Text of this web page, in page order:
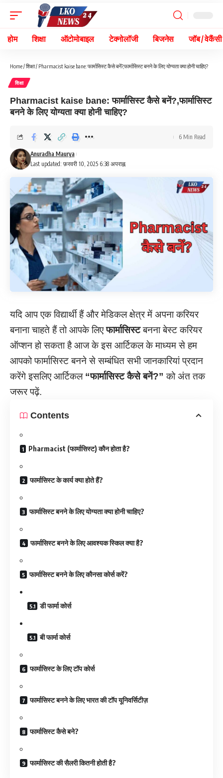
होम शिक्षा ऑटोमोबाइल टेक्नोलॉजी बिजनेस जॉब / वेकैंसी
Home/शिक्षा/ Pharmacist kaise bane: फार्मासिस्ट कैसे बनें?,फार्मासिस्ट बनने के लिए योग्यता क्या होनी चाहिए?
शिक्षा
Pharmacist kaise bane: फार्मासिस्ट कैसे बनें?,फार्मासिस्ट
बनने के लिए योग्यता क्या होनी चाहिए?
Last updated: फ़रवरी 10, 2025 6:38 अपराह्न
Anuradha Maurya
6 Min Read
यदि आप एक विद्यार्थी हैं और मेडिकल क्षेत्र में अपना करियर
बनाना चाहते हैं तो आपके लिएफार्मासिस्टबनना बेस्ट करियर
ऑप्शन हो सकता है आज के इस आर्टिकल के माध्यम से हम
आपको फार्मासिस्ट बनने से सम्बंधित सभी जानकारियां प्रदान
करेंगे इसलिए आर्टिकल “फार्मासिस्ट कैसे बनें?” को अंत तक
जरूर पढ़ें.
Contents
Pharmacist (फार्मासिस्ट) कौन होता है?
फार्मासिस्ट के कार्य क्या होते हैं?
फार्मासिस्ट बनने के लिए योग्यता क्या होनी चाहिए?
फार्मासिस्ट बनने के लिए आवश्यक स्किल क्या है?
फार्मासिस्ट बनने के लिए कौनसा कोर्स करें?
डी फार्मा कोर्स
बी फार्मा कोर्स
फार्मासिस्ट के लिए टॉप कोर्स
फार्मासिस्ट बनने के लिए भारत की टॉप यूनिवर्सिटीज़
फार्मासिस्ट कैसे बने?
फार्मासिस्ट की सैलरी कितनी होती है?